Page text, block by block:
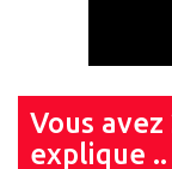
Vous
explique ..